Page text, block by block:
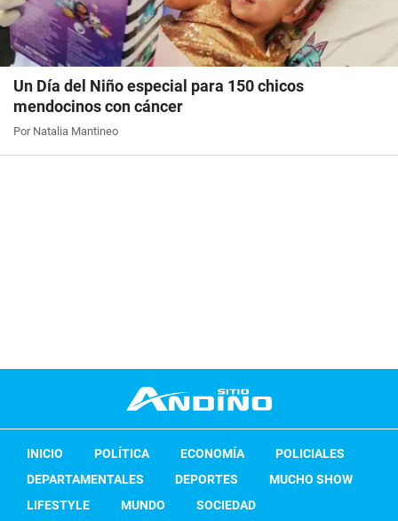
Un Día del Niño especial para 150 chicos
mendocinos con cáncer
Por Natalia Mantineo
INICIO POLÍTICA ECONOMÍA
POLICIALES
DEPARTAMENTALES
DEPORTES
MUCHO SHOW
LIFESTYLE
MUNDO SOCIEDAD